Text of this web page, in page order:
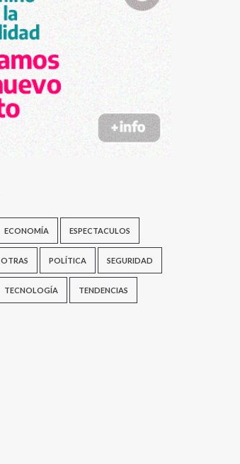
ECONOMÍA ESPECTACULOS
OTRAS POLÍTICA SEGURIDAD
TECNOLOGÍA TENDENCIAS